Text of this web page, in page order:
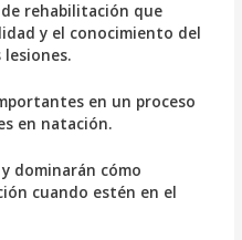
rehabilitación que
y el conocimiento del
en un proceso
en natación.
dominarán cómo
cuando estén en el